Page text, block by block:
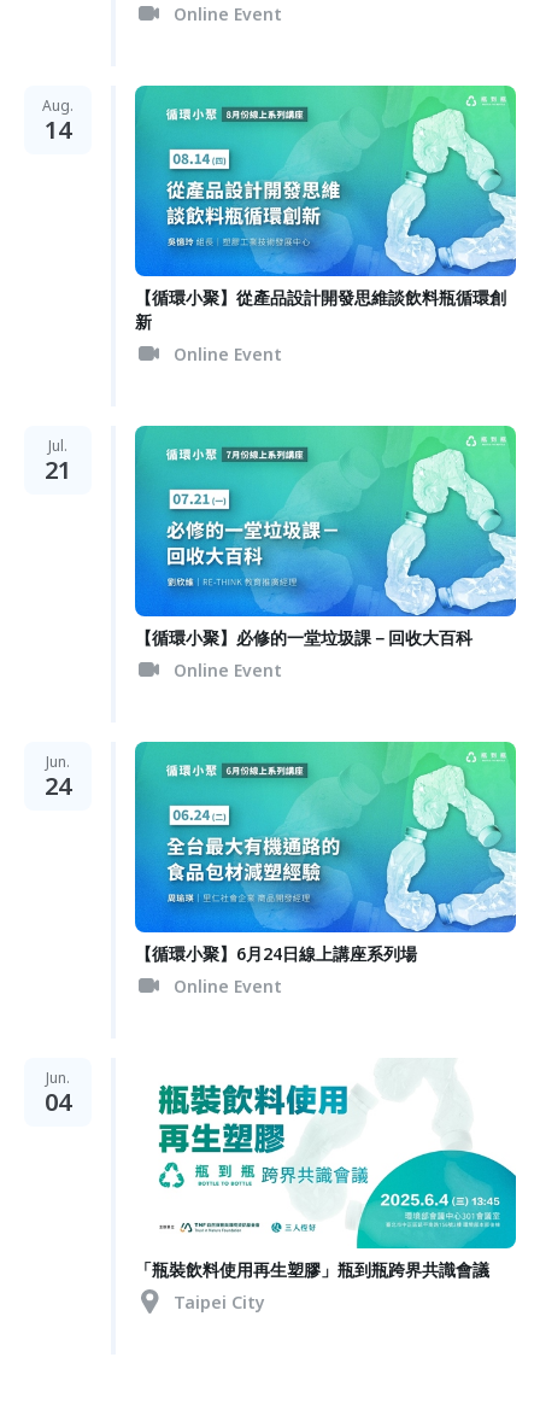
Online Event
Aug.
14
【循環小聚】從產品設計開發思維談飲料瓶循環創
新
Online Event
Jul.
21
【循環小聚】必修的一堂垃圾課－回收大百科
Online Event
Jun.
24
【循環小聚】6月24日線上講座系列場
Online Event
Jun.
04
「瓶裝飲料使用再生塑膠」瓶到瓶跨界共識會議
Taipei City